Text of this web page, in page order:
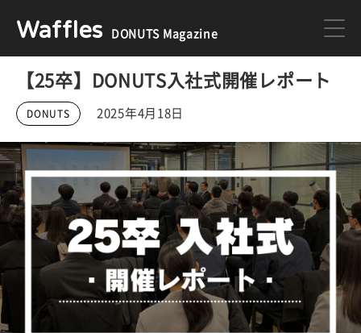
Waffles DONUTS Magazine
DONUTS ジョブカン
ミクチャ ゲーム
医療 イベント
DONUTSの採用情報はこちら
【25卒】DONUTS入社式開催レポート
DONUTS 2025年4月18日